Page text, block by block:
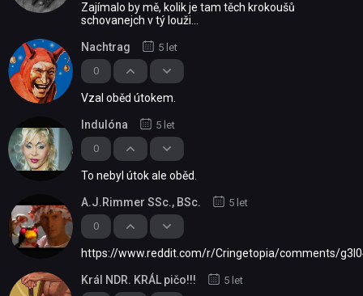
Zajímalo by mě, kolik je tam těch krokoušů
schovanejch v tý louži...
0
Nachtrag 5 let
Vzal oběd útokem.
0
Indulóna 5 let
To nebyl útok ale oběd.
0
A.J.Rimmer SSc., BSc. 5 let
https://www.reddit.com/r/Cringetopia/comments/
Král NDR. KRÁL pičo!!! 5 let